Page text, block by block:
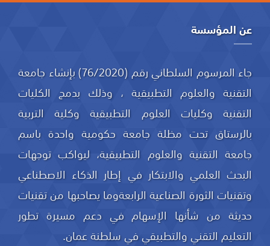
عن المؤسسة
جاء المرسوم السلطاني رقم (76/2020) بإنشاء جامعة
التقنية والعلوم التطبيقية ، وذلك بدمج الكليات
التقنية وكليات العلوم التطبيقية وكلية التربية
بالرستاق تحت مظلة جامعة حكومية واحدة باسم
جامعة التقنية والعلوم التطبيقية، ليواكب توجهات
البحث العلمي والابتكار في إطار الذكاء الاصطناعي
وتقنيات الثورة الصناعية الرابعةوما يصاحبها من تقنيات
حديثة من شأنها الإسهام في دعم مسيرة تطور
التعليم التقني والتطبيقي في سلطنة عمان.